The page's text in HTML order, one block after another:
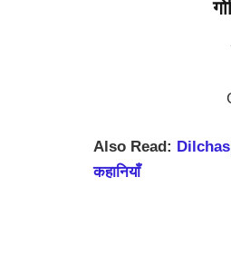
Also Read:
कहानियाँ